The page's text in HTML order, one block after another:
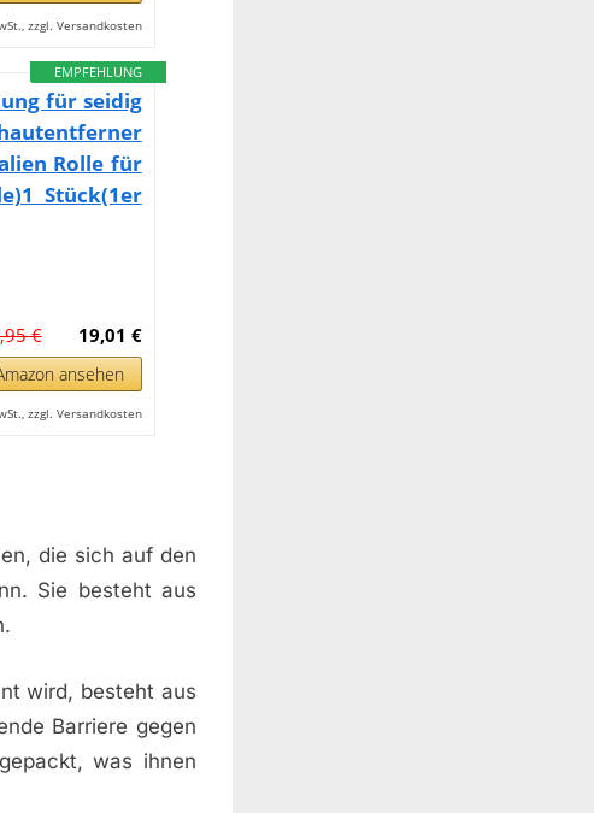
zzgl. Versandkosten
EMPFEHLUNG
für seidig
Rolle für
Stück(1er
19,01 €
€
ansehen
zzgl. Versandkosten
die sich auf den
Sie besteht aus
wird, besteht aus
Barriere gegen
was ihnen